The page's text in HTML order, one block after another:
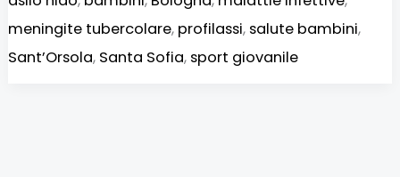
meningite tubercolare, profilassi, salute bambini,
Sant’Orsola, Santa Sofia, sport giovanile